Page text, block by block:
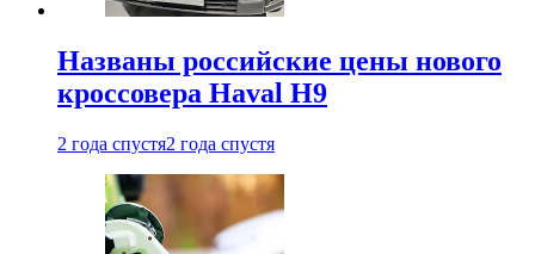
Названы российские цены нового
кроссовера Haval H9
2 года спустя2 года спустя